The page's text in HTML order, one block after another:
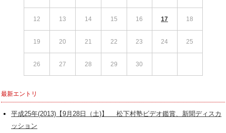
12 13 14 15 16 17 18
19 20 21 22 23 24 25
26 27 28 29 30
最新エントリ
平成25年(2013)【9月28日（土)】 松下村塾ビデオ鑑賞、新聞ディスカ
ッション